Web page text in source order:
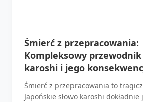
Śmierć z przepracowania:
Kompleksowy
karoshi i jego
Śmierć z przepracowania to
Japońskie słowo karoshi